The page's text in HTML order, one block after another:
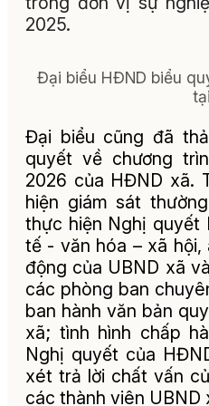
2025.
Đại biểu HĐND biểu
Đại biểu cũng đã
quyết về chương
2026 của HĐND xã.
hiện giám sát
thực hiện Nghị quyết
tế - văn hóa – xã hội,
động của UBND xã
các phòng ban
ban hành văn bản
xã; tình hình chấp
Nghị quyết của
xét trả lời chất vấn
các thành viên UBND